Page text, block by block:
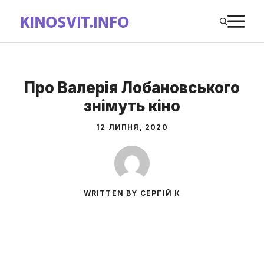
вмісту
Про Валерія Лобановського
знімуть кіно
12 ЛИПНЯ, 2020
WRITTEN BY СЕРГІЙ К